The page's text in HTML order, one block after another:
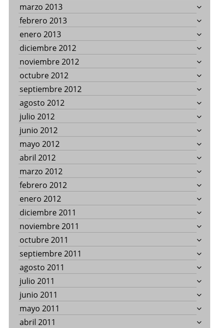
marzo 2013
febrero 2013
enero 2013
diciembre 2012
noviembre 2012
octubre 2012
septiembre 2012
agosto 2012
julio 2012
junio 2012
mayo 2012
abril 2012
marzo 2012
febrero 2012
enero 2012
diciembre 2011
noviembre 2011
octubre 2011
septiembre 2011
agosto 2011
julio 2011
junio 2011
mayo 2011
abril 2011